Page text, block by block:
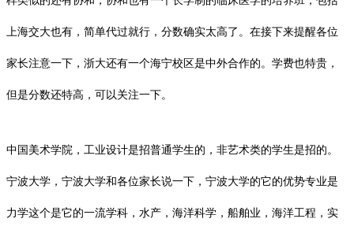
上海交大也有，简单代过就行，分数确实太高了。在接下来提醒各位
家长注意一下，浙大还有一个海宁校区是中外合作的。学费也特贵，
但是分数还特高，可以关注一下。
中国美术学院，工业设计是招普通学生的，非艺术类的学生是招的。
宁波大学，宁波大学和各位家长说一下，宁波大学的它的优势专业是
力学这个是它的一流学科，水产，海洋科学，船舶业，海洋工程，实